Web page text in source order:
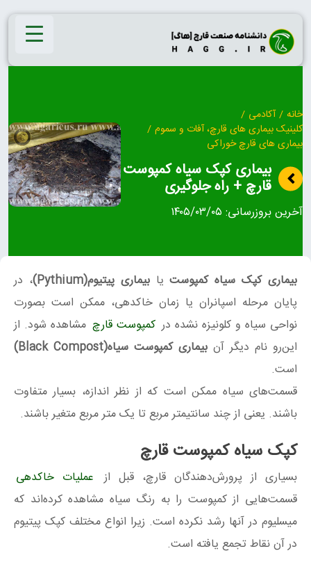
Skip
content
خانه / آکادمی /
کلینیک بیماری‌ های قارچ، آفات و سموم /
بیماری های قارچ خوراکی
بیماری کپک سیاه کمپوست
قارچ + راه جلوگیری
آخرین بروزرسانی: ۱۴۰۵/۰۳/۰۵
بیماری کپک سیاه کمپوستیابیماری پیتیوم(Pythium)
، در
پایان مرحله اسپانران یا زمان خاکدهی، ممکن است بصورت
نواحی سیاه و کلونیزه نشده در کمپوست قارچ مشاهده شود. از
این‌رو نام دیگر آن بیماری کمپوست سیاه(Black Compost)
است.
قسمت‌های سیاه ممکن است که از نظر اندازه، بسیار متفاوت
باشند. یعنی از چند سانتیمتر مربع تا یک متر مربع متغیر باشند.
کپک سیاه کمپوست قارچ
بسیاری از پرورش‌دهندگان قارچ، قبل از عملیات خاکدهی
قسمت‌هایی از کمپوست را به رنگ سیاه مشاهده کرده‌اند که
میسلیوم در آنها رشد نکرده است. زیرا انواع مختلف کپک پیتیوم
در آن نقاط تجمع یافته است.